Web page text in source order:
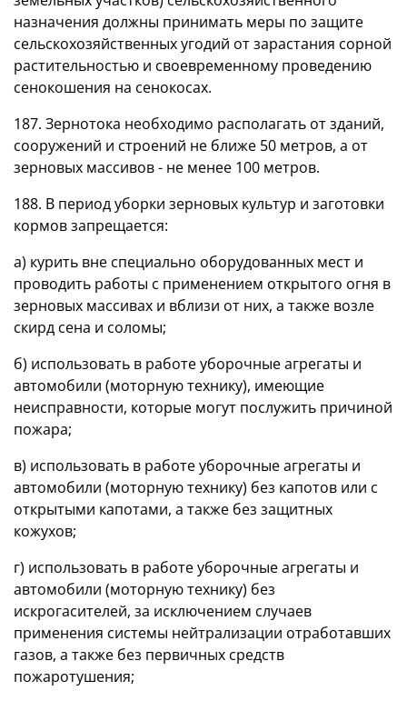
назначения должны принимать меры по защите
сельскохозяйственных угодий от зарастания сорной
растительностью и своевременному проведению
сенокошения на сенокосах.
187. Зернотока необходимо располагать от зданий,
сооружений и строений не ближе 50 метров, а от
зерновых массивов - не менее 100 метров.
188. В период уборки зерновых культур и заготовки
кормов запрещается:
а) курить вне специально оборудованных мест и
проводить работы с применением открытого огня в
зерновых массивах и вблизи от них, а также возле
скирд сена и соломы;
б) использовать в работе уборочные агрегаты и
автомобили (моторную технику), имеющие
неисправности, которые могут послужить причиной
пожара;
в) использовать в работе уборочные агрегаты и
автомобили (моторную технику) без капотов или с
открытыми капотами, а также без защитных
кожухов;
г) использовать в работе уборочные агрегаты и
автомобили (моторную технику) без
искрогасителей, за исключением случаев
применения системы нейтрализации отработавших
газов, а также без первичных средств
пожаротушения;